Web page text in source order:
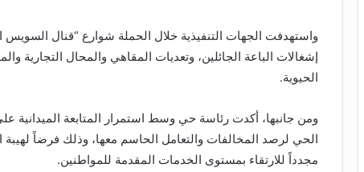
واستهدفت الجهات التنفيذية خلال الحملة شوارع “قنال
إشغالات الباعة الجائلين، وتعديات المقاهي والمحال التجارية
الحيوية.
ومن جانبها، أكدت رئاسة حي وسط استمرار المتابعة الميدانية
الحي لرصد المخالفات والتعامل الحاسم معها، وذلك فرضاً
مجدداً للارتقاء بمستوى الخدمات المقدمة للمواطنين.